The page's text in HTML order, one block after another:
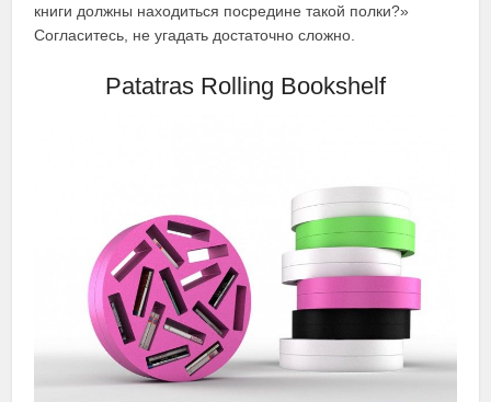
книги должны находиться посредине такой полки?»
Согласитесь, не угадать достаточно сложно.
Patatras Rolling Bookshelf